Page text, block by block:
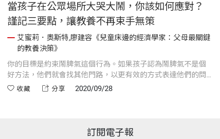
當孩子在公眾場所大哭大鬧，你該如何應對？
謹記三要點，讓教養不再束手無策
艾蜜莉．奧斯特,廖建容《兒童床邊的經濟學家：父母最關鍵
的教養決策》
你的目標是約束鬧脾氣這個行為。如果孩子認為鬧脾氣不是個
好方法，他們就會找其他門路，以更有效的方式表達他們的問
題。收藏 分享 2020/09/28
訂閱電子報